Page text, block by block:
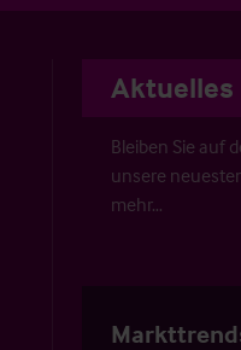
Aktuelles
Bleiben Sie auf
unsere
mehr…